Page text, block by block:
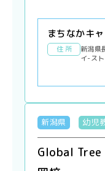
まちなかキ
住 所
新潟県
イ-ス
新潟県 幼児
Global